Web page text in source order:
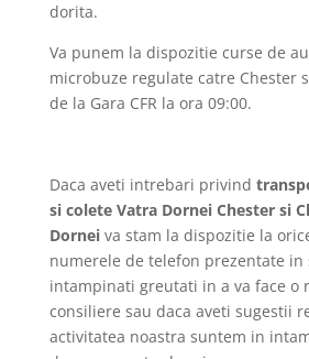
dorita.
Va punem la dispozitie curse de
microbuze regulate catre Chester
de la Gara CFR la ora 09:00.
Daca aveti intrebari privind
si colete Vatra Dornei Chester si
Dornei va stam la dispozitie la
numerele de telefon prezentate in
intampinati greutati in a va face o
consiliere sau daca aveti sugestii
activitatea noastra suntem in